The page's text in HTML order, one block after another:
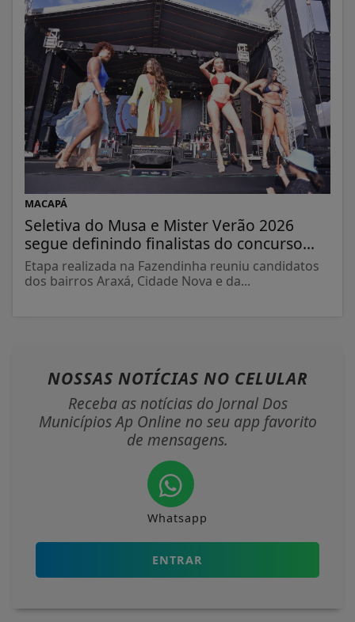
MACAPÁ
Seletiva do Musa e Mister Verão 2026
segue definindo finalistas do concurso...
Etapa realizada na Fazendinha reuniu candidatos
dos bairros Araxá, Cidade Nova e da...
NOSSAS NOTÍCIAS NO CELULAR
Receba as notícias do Jornal Dos
Municípios Ap Online no seu app favorito
de mensagens.
Whatsapp
ENTRAR